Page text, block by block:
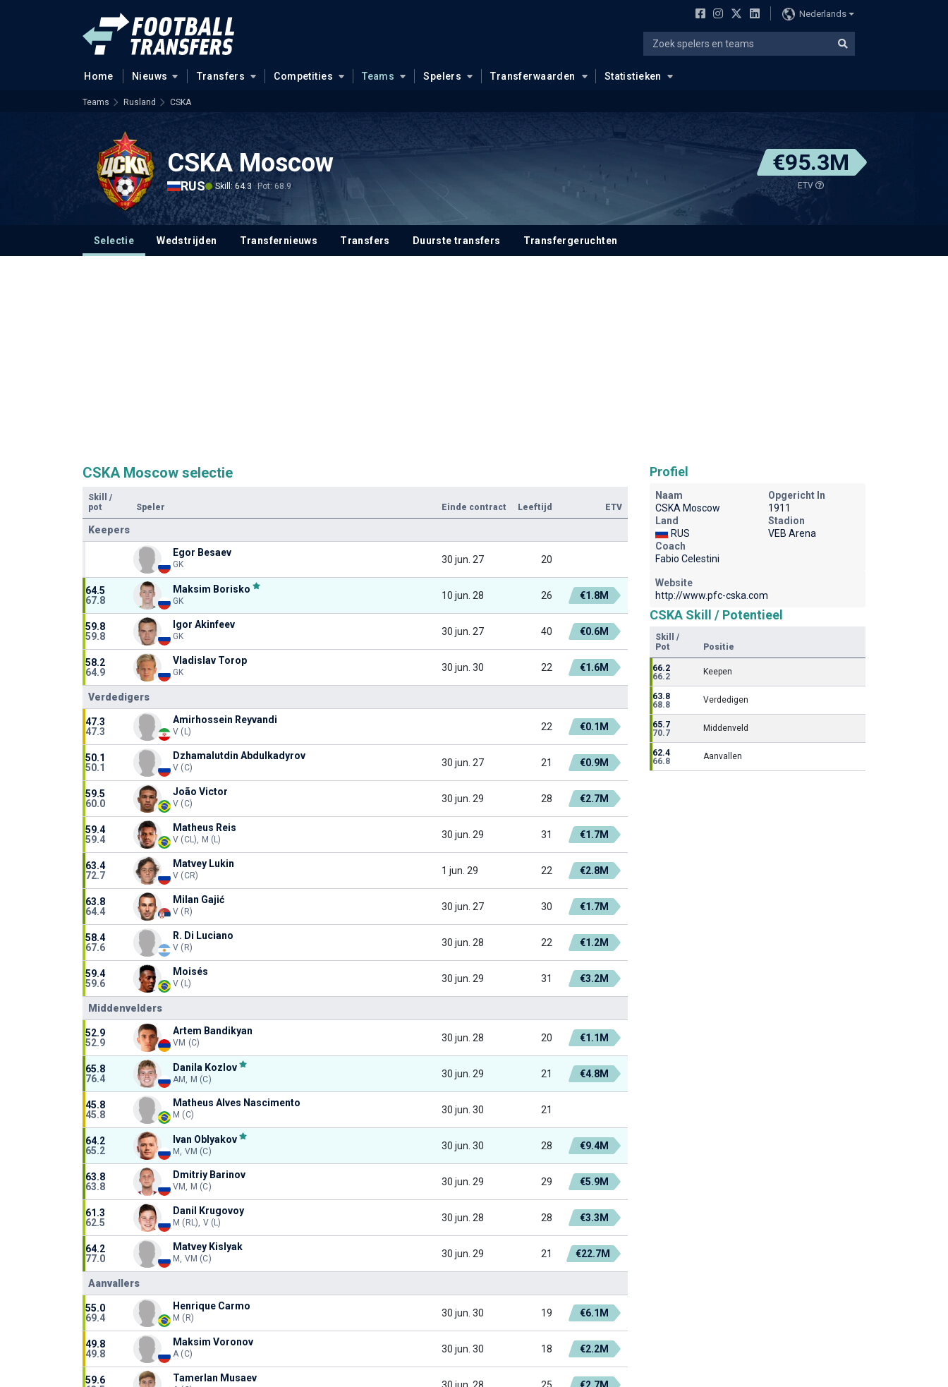
Nederlands
Home Nieuws Transfers Competities Teams Spelers Transferwaarden Statistieken
Teams Rusland CSKA
CSKA Moscow
RUS Skill: 64.3 Pot: 68.9
€95.3M
ETV
Selectie Wedstrijden Transfernieuws Transfers Duurste transfers Transfergeruchten
CSKA Moscow selectie
Skill
/
pot
Speler Einde contract Leeftijd ETV
Keepers
Egor Besaev
GK 30 jun. 27 20
64.5
67.8
Maksim Borisko
GK 10 jun. 28 26 €1.8M
59.8
59.8
Igor Akinfeev
GK 30 jun. 27 40 €0.6M
58.2
64.9
Vladislav Torop
GK 30 jun. 30 22 €1.6M
Verdedigers
47.3
47.3
Amirhossein Reyvandi
V (L) 22 €0.1M
50.1
50.1
Dzhamalutdin Abdulkadyrov
V (C) 30 jun. 27 21 €0.9M
59.5
60.0
João Victor
V (C) 30 jun. 29 28 €2.7M
59.4
59.4
Matheus Reis
V (CL), M (L) 30 jun. 29 31 €1.7M
63.4
72.7
Matvey Lukin
V (CR) 1 jun. 29 22 €2.8M
63.8
64.4
Milan Gajić
V (R) 30 jun. 27 30 €1.7M
58.4
67.6
R. Di Luciano
V (R) 30 jun. 28 22 €1.2M
59.4
59.6
Moisés
V (L) 30 jun. 29 31 €3.2M
Middenvelders
52.9
52.9
Artem Bandikyan
VM (C) 30 jun. 28 20 €1.1M
65.8
76.4
Danila Kozlov
AM, M (C) 30 jun. 29 21 €4.8M
45.8
45.8
Matheus Alves Nascimento
M (C) 30 jun. 30 21
64.2
65.2
Ivan Oblyakov
M, VM (C) 30 jun. 30 28 €9.4M
63.8
63.8
Dmitriy Barinov
VM, M (C) 30 jun. 29 29 €5.9M
61.3
62.5
Danil Krugovoy
M (RL), V (L) 30 jun. 28 28 €3.3M
64.2
77.0
Matvey Kislyak
M, VM (C) 30 jun. 29 21 €22.7M
Aanvallers
55.0
69.4
Henrique Carmo
M (R) 30 jun. 30 19 €6.1M
49.8
49.8
Maksim Voronov
A (C) 30 jun. 30 18 €2.2M
59.6
Tamerlan Musaev
Profiel
Naam
CSKA Moscow
Opgericht In
1911
Land
RUS
Stadion
VEB Arena
Coach
Fabio Celestini
Website
http://www.pfc-cska.com
CSKA Skill / Potentieel
Skill /
Pot
Positie
66.2
66.2
Keepen
63.8
68.8
Verdedigen
65.7
70.7
Middenveld
62.4
66.8
Aanvallen